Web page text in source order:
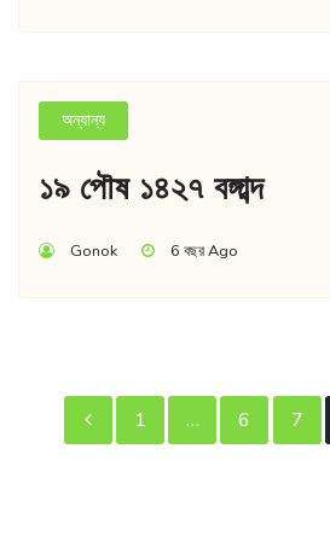
অন্যান্য
১৯ পৌষ ১৪২৭ বঙ্গাব্দ
Gonok 6 বছর Ago
1 … 6 7